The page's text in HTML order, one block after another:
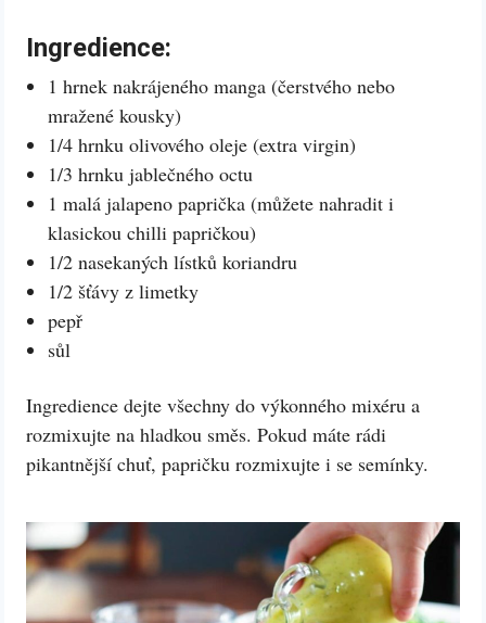
Ingredience:
1 hrnek nakrájeného manga (čerstvého nebo
mražené kousky)
1/4 hrnku olivového oleje (extra virgin)
1/3 hrnku jablečného octu
1 malá jalapeno paprička (můžete nahradit i
klasickou chilli papričkou)
1/2 nasekaných lístků koriandru
1/2 šťávy z limetky
pepř
sůl
Ingredience dejte všechny do výkonného mixéru a
rozmixujte na hladkou směs. Pokud máte rádi
pikantnější chuť, papričku rozmixujte i se semínky.